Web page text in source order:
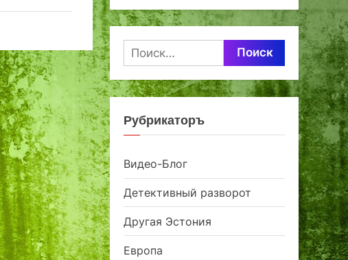
Найти:
Рубрикаторъ
Видео-Блог
Детективный разворот
Другая Эстония
Европа